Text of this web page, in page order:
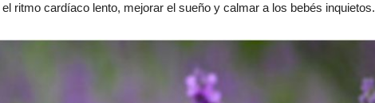
ritmo cardíaco lento, mejorar el sueño y calmar a los bebés inquietos.